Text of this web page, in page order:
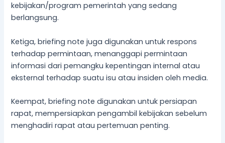
kebijakan/program pemerintah yang sedang
berlangsung.
Ketiga, briefing note juga digunakan untuk respons
terhadap permintaan, menanggapi permintaan
informasi dari pemangku kepentingan internal atau
eksternal terhadap suatu isu atau insiden oleh media.
Keempat, briefing note digunakan untuk persiapan
rapat, mempersiapkan pengambil kebijakan sebelum
menghadiri rapat atau pertemuan penting.